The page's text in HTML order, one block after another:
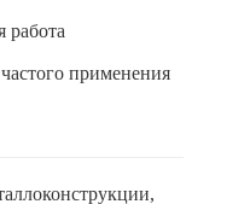
работа
применения